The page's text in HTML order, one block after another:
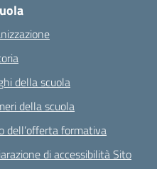
della scuola
della scuola
dell’offerta formativa
di accessibilità Sito